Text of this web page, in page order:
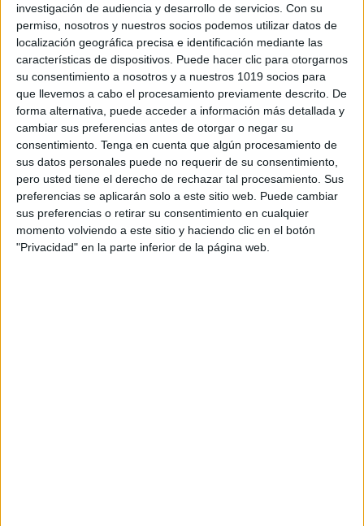
investigación de audiencia y desarrollo de servicios. Con su
permiso, nosotros y nuestros socios podemos utilizar datos de
localización geográfica precisa e identificación mediante las
características de dispositivos. Puede hacer clic para otorgarnos
su consentimiento a nosotros y a nuestros 1019 socios para
que llevemos a cabo el procesamiento previamente descrito. De
forma alternativa, puede acceder a información más detallada y
cambiar sus preferencias antes de otorgar o negar su
consentimiento. Tenga en cuenta que algún procesamiento de
sus datos personales puede no requerir de su consentimiento,
pero usted tiene el derecho de rechazar tal procesamiento. Sus
preferencias se aplicarán solo a este sitio web. Puede cambiar
sus preferencias o retirar su consentimiento en cualquier
momento volviendo a este sitio y haciendo clic en el botón
"Privacidad" en la parte inferior de la página web.
Comparte esto:
Archivado en:Cálculo
Etiquetado con:restas ,sumas